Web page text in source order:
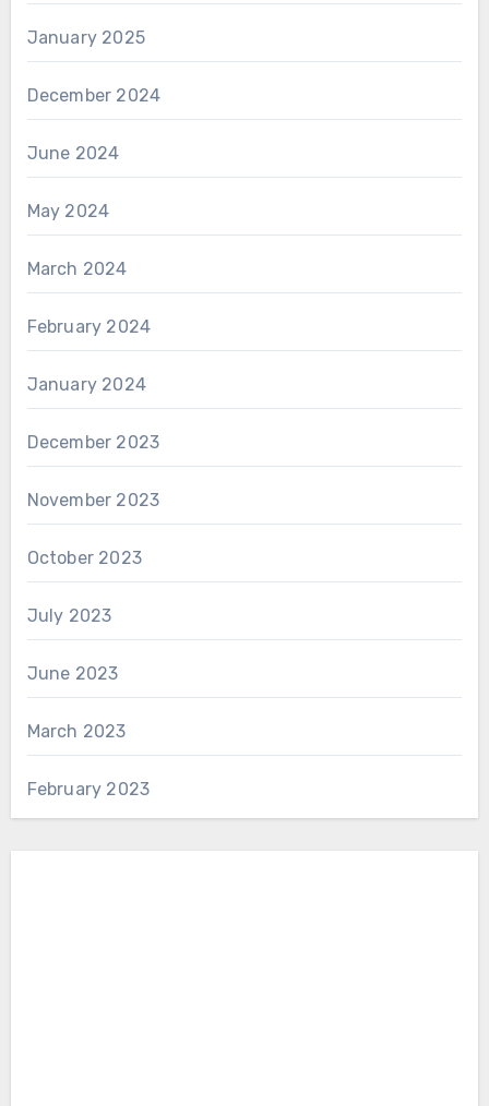
January 2025
December 2024
June 2024
May 2024
March 2024
February 2024
January 2024
December 2023
November 2023
October 2023
July 2023
June 2023
March 2023
February 2023